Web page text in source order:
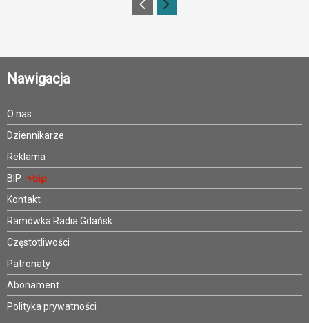
Nawigacja
O nas
Dziennikarze
Reklama
BIP
Kontakt
Ramówka Radia Gdańsk
Częstotliwości
Patronaty
Abonament
Polityka prywatności